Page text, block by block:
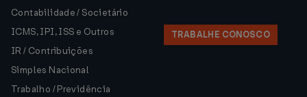
Contabilidade / Societário
ICMS, IPI, ISS e Outros
IR / Contribuições
Simples Nacional
Trabalho / Previdência
TRABALHE CONOSCO